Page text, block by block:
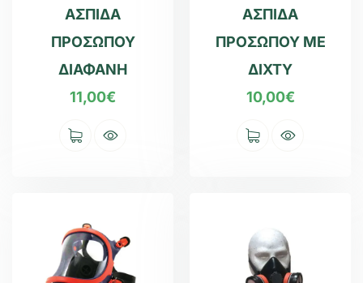
ΑΣΠΙΔΑ
ΠΡΟΣΩΠΟΥ
ΔΙΑΦΑΝΗ
11,00€
ΑΣΠΙΔΑ
ΠΡΟΣΩΠΟΥ ΜΕ
ΔΙΧΤΥ
10,00€